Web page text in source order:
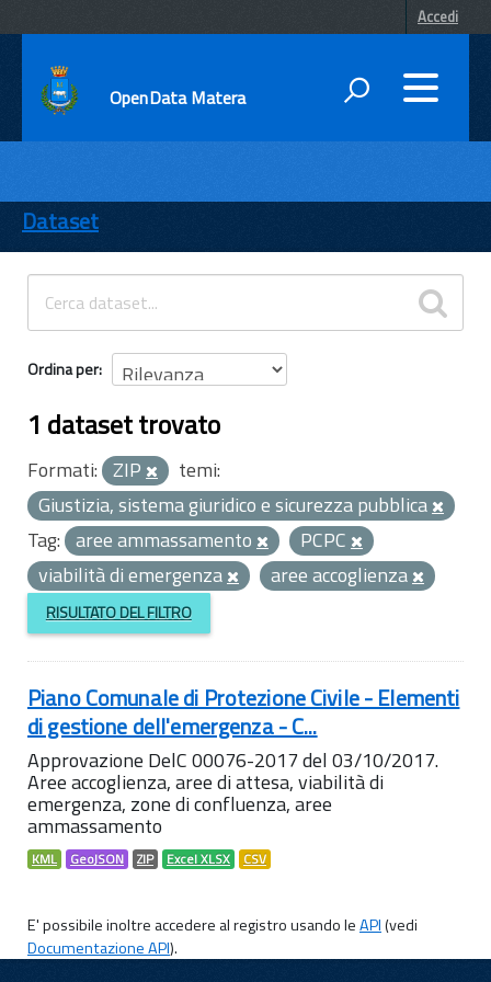
Accedi
OpenData Matera
ENTI
TEMI
INFORMAZIONI
Dataset
Ordina per
1 dataset trovato
Formati: ZIP
temi:
Giustizia, sistema giuridico e sicurezza pubblica
Tag: aree ammassamento
PCPC
viabilità di emergenza
aree accoglienza
RISULTATO DEL FILTRO
Piano Comunale di Protezione Civile - Elementi
di gestione dell'emergenza - C...
Approvazione DelC 00076-2017 del 03/10/2017.
Aree accoglienza, aree di attesa, viabilità di
emergenza, zone di confluenza, aree
ammassamento
KML GeoJSON ZIP Excel XLSX CSV
E' possibile inoltre accedere al registro usando leAPI(vedi
Documentazione API).